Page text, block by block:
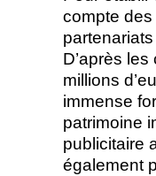
compte
D’après
millions
immense
patrimoine
publicitaire
également